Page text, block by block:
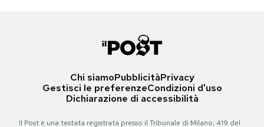
Chi siamoPubblicitàPrivacy
Gestisci le preferenzeCondizioni d'uso
Dichiarazione di accessibilità
Il Post è una testata registrata presso il Tribunale di Milano, 419 del